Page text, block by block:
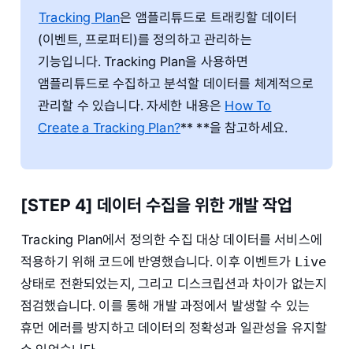
Tracking Plan은 앰플리튜드로 트래킹할 데이터
(이벤트, 프로퍼티)를 정의하고 관리하는
기능입니다. Tracking Plan을 사용하면
앰플리튜드로 수집하고 분석할 데이터를 체계적으로
관리할 수 있습니다. 자세한 내용은 How To
Create a Tracking Plan?** **을 참고하세요.
[STEP 4] 데이터 수집을 위한 개발 작업
Tracking Plan에서 정의한 수집 대상 데이터를 서비스에
적용하기 위해 코드에 반영했습니다. 이후 이벤트가 Live
상태로 전환되었는지, 그리고 디스크립션과 차이가 없는지
점검했습니다. 이를 통해 개발 과정에서 발생할 수 있는
휴먼 에러를 방지하고 데이터의 정확성과 일관성을 유지할